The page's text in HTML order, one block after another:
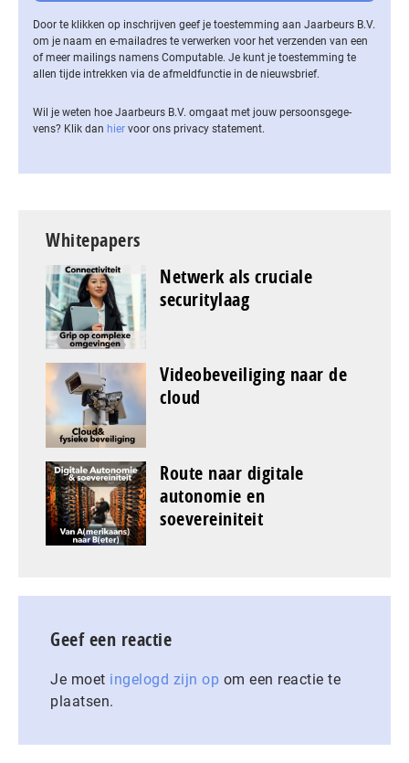
Door te klikken op inschrijven geef je toestemming aan Jaarbeurs B.V.
om je naam en e-mailadres te verwerken voor het verzenden van een
of meer mailings namens Computable. Je kunt je toestemming te
allen tijde intrekken via de af­meld­func­tie in de nieuwsbrief.
Wil je weten hoe Jaarbeurs B.V. omgaat met jouw per­soons­ge­ge­
vens? Klik dan hier voor ons privacy statement.
Whitepapers
Netwerk als cruciale
securitylaag
Videobeveiliging naar de
cloud
Route naar digitale
autonomie en
soevereiniteit
Geef een reactie
Je moet ingelogd zijn op om een reactie te
plaatsen.